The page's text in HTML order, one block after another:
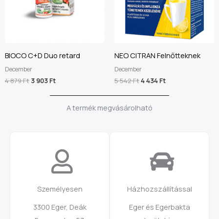
BIOCO C+D Duo retard
December
4 879Ft 3 903 Ft
NEO CITRAN Felnőtteknek
December
5 542Ft4 434 Ft
A termék megvásárolható
Személyesen
3300 Eger, Deák
Házhozszállítással
Eger és Egerbakta